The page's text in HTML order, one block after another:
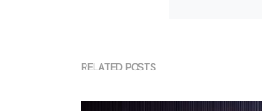
RELATED POSTS